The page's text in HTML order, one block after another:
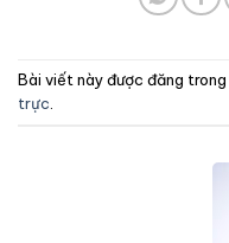
Bài viết này được đăng trong
trực.